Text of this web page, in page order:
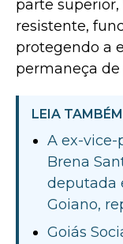
parte
resistente,
protegendo a
permaneça de
LEIA
A ex-vice-
Brena
deputada
Goiano,
Goiás